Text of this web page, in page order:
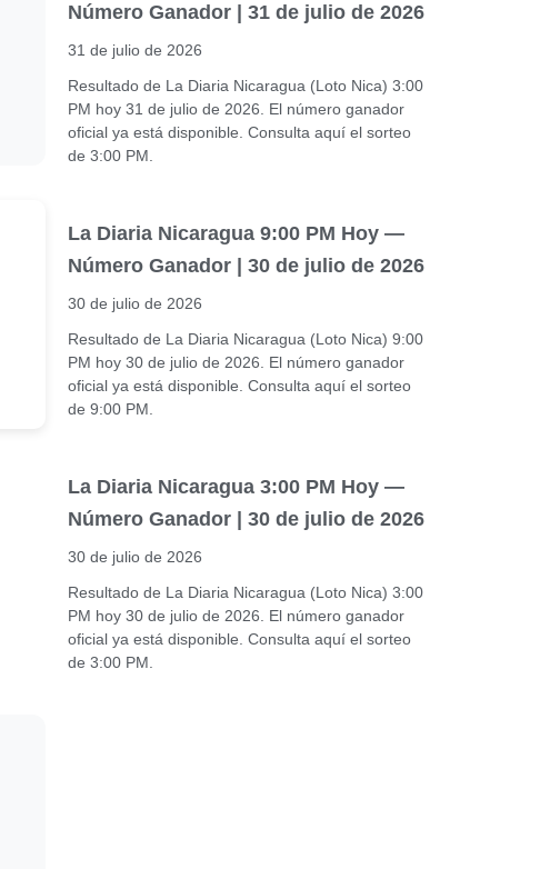
Número Ganador | 31 de julio de 2026
31 de julio de 2026
Resultado de La Diaria Nicaragua (Loto Nica) 3:00
PM hoy 31 de julio de 2026. El número ganador
oficial ya está disponible. Consulta aquí el sorteo
de 3:00 PM.
La Diaria Nicaragua 9:00 PM Hoy —
Número Ganador | 30 de julio de 2026
30 de julio de 2026
Resultado de La Diaria Nicaragua (Loto Nica) 9:00
PM hoy 30 de julio de 2026. El número ganador
oficial ya está disponible. Consulta aquí el sorteo
de 9:00 PM.
La Diaria Nicaragua 3:00 PM Hoy —
Número Ganador | 30 de julio de 2026
30 de julio de 2026
Resultado de La Diaria Nicaragua (Loto Nica) 3:00
PM hoy 30 de julio de 2026. El número ganador
oficial ya está disponible. Consulta aquí el sorteo
de 3:00 PM.